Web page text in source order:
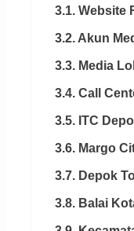
3.1. Website
3.2. Akun
3.3. Media
3.4. Call
3.5. ITC
3.6. Margo
3.7. Depok
3.8. Balai